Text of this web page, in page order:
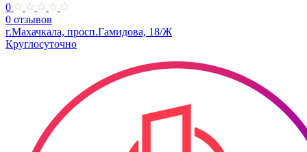
0
0 отзывов
г.Махачкала, ​просп.Гамидова, 18/Ж
Круглосуточно